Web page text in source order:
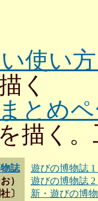
使い
く
とめ
描く。
誌
）
〕
遊びの博物誌
遊びの博物誌
新・遊びの博